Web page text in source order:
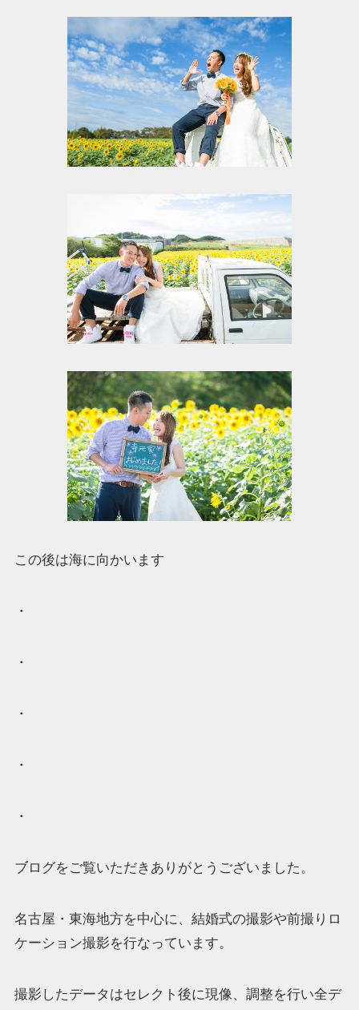
この後は海に向かいます
・
・
・
・
・
ブログをご覧いただきありがとうございました。
名古屋・東海地方を中心に、結婚式の撮影や前撮りロ
ケーション撮影を行なっています。
撮影したデータはセレクト後に現像、調整を行い全デ